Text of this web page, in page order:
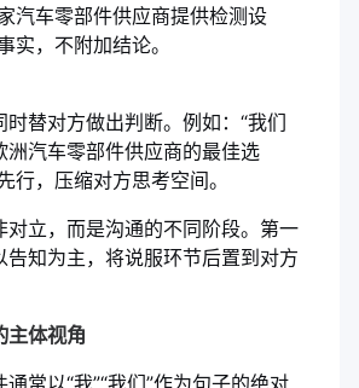
汽车零部件供应商提供检测设
，不附加结论。
替对方做出判断。例如：“我们
洲汽车零部件供应商的最佳选
，压缩对方思考空间。
对立，而是沟通的不同阶段。第一
告知为主，将说服环节后置到对方
主体视角
常以“我”“我们”作为句子的绝对